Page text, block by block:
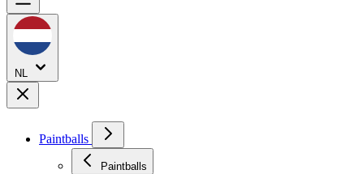
NL
Paintballs
Paintballs